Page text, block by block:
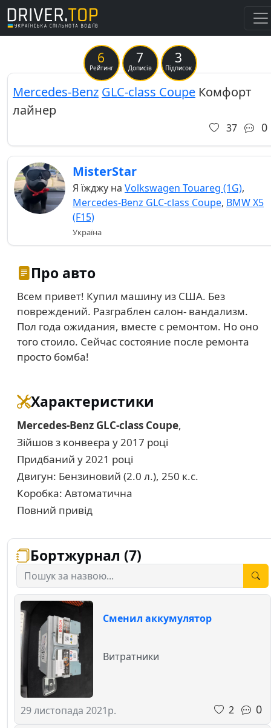
6
Рейтинг
7
Дописів
3
Підписок
Previous
Mercedes-Benz GLC-class Coupe Комфорт
лайнер
37 0
MisterStar
Я їжджу на Volkswagen Touareg (1G),
Mercedes-Benz GLC-class Coupe, BMW X5
(F15)
Україна
Про авто
Всем привет! Купил машину из США. Без
повреждений. Разграблен салон- вандализм.
Пол года ожидания, вместе с ремонтом. Но оно
того стоило. Сейчас состояние после ремонта
просто бомба!
Характеристики
Mercedes-Benz GLC-class Coupe,
Зійшов з конвеєра у 2017 році
Придбаний у 2021 році
Двигун: Бензиновий (2.0 л.), 250 к.с.
Коробка: Автоматична
Повний привід
Бортжурнал (7)
Сменил аккумулятор
29 листопада 2021р.
Витратники
2 0